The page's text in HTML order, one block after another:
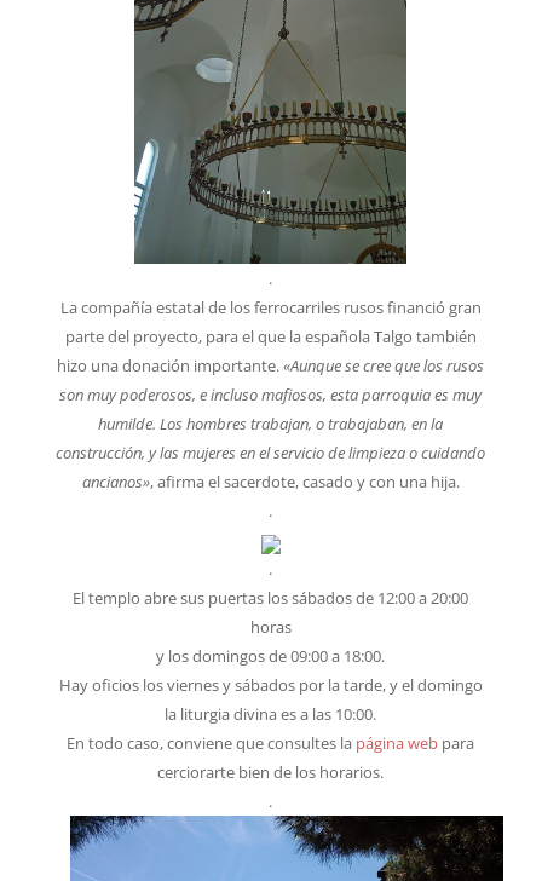
.
La compañía estatal de los ferrocarriles rusos financió gran
parte del proyecto, para el que la española Talgo también
hizo una donación importante.«Aunque se cree que los rusos
son muy poderosos, e incluso mafiosos, esta parroquia es muy
humilde. Los hombres trabajan, o trabajaban, en la
construcción, y las mujeres en el servicio de limpieza o cuidando
ancianos», afirma el sacerdote, casado y con una hija.
.
.
El templo abre sus puertas los sábados de 12:00 a 20:00
horas
y los domingos de 09:00 a 18:00.
Hay oficios los viernes y sábados por la tarde, y el domingo
la liturgia divina es a las 10:00.
En todo caso, conviene que consultes la página web para
cerciorarte bien de los horarios.
.